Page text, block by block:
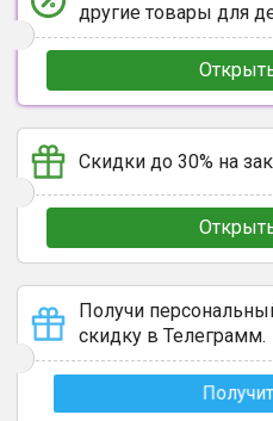
другие товары для
Скидки до 30% на
Получи
скидку в Телеграмм.